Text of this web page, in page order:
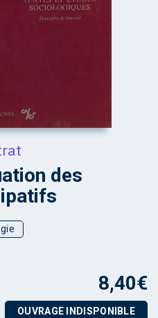
des
8,40€
OUVRAGE INDISPONIBLE